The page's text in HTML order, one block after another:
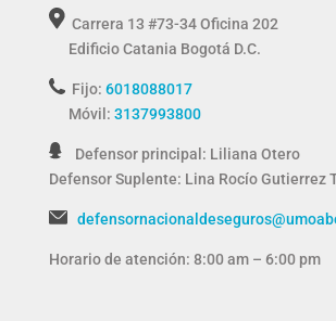
Carrera 13 #73-34 Oficina 202
Edificio Catania Bogotá D.C.
Fijo: 6018088017
Móvil: 3137993800
Defensor principal: Liliana Otero
Defensor Suplente: Lina Rocío Gutierrez
Horario de atención: 8:00 am – 6:00 pm